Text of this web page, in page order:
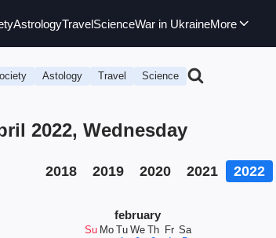
AstrologyTravelScienceWar in UkraineMore
Astology Travel Science
2022, Wednesday
2018 2019 2020 2021 2022
february
Su Mo Tu We Th Fr Sa